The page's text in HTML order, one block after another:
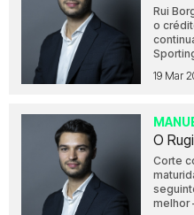
Rui
o
19 Mar
O
Corte
melhor